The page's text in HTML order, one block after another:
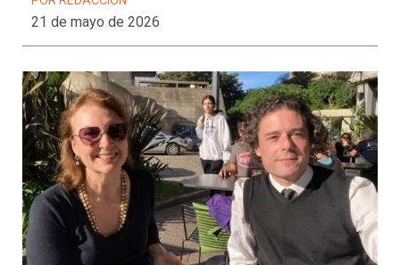
21 de mayo de 2026